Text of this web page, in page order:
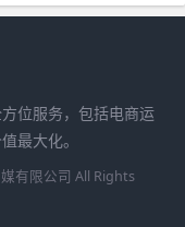
位服务，包括电商运
最大化。
有限公司 All Rights